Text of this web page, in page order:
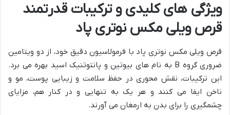
ویژگی های کلیدی و ترکیبات قدرتمند
قرص ویلی مکس نوتری پاد
قرص ویلی مکس نوتری پاد با فرمولاسیون دقیق خود، از دو ویتامین
ضروری گروه B به نام های بیوتین و پانتوتنیک اسید بهره می برد.
این ترکیبات، نقش محوری در حفظ سلامت و زیبایی پوست، مو و
ناخن ایفا می کنند و هر یک به تنهایی و در کنار هم، مزایای
چشمگیری را برای بدن به ارمغان می آورند.